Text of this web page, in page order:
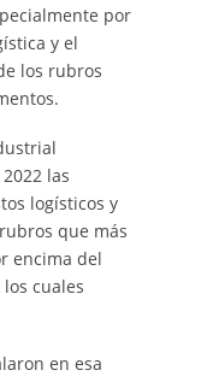
por
y el
los rubros
las
logísticos y
que más
encima del
cuales
en esa